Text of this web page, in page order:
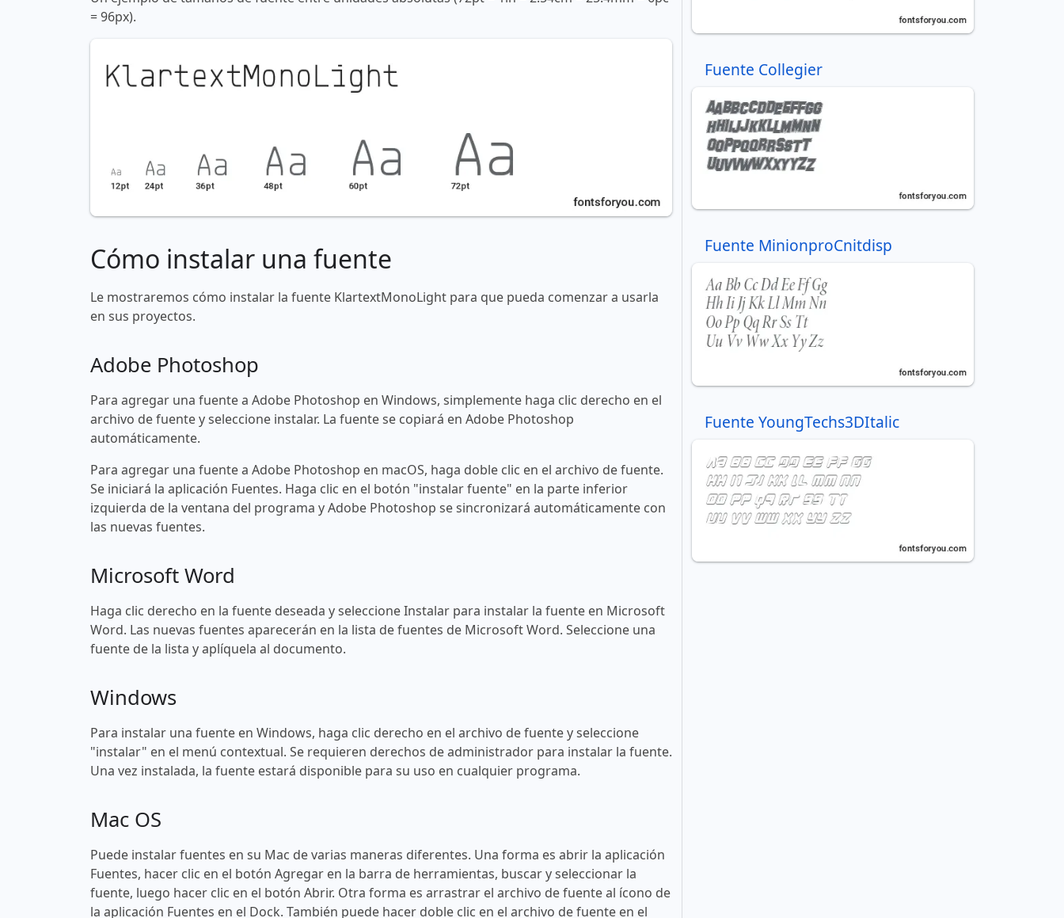
= 96px).
Cómo instalar una fuente
Le mostraremos cómo instalar la fuente KlartextMonoLight para que pueda comenzar a usarla
en sus proyectos.
Adobe Photoshop
Para agregar una fuente a Adobe Photoshop en Windows, simplemente haga clic derecho en el
archivo de fuente y seleccione instalar. La fuente se copiará en Adobe Photoshop
automáticamente.
Para agregar una fuente a Adobe Photoshop en macOS, haga doble clic en el archivo de fuente.
Se iniciará la aplicación Fuentes. Haga clic en el botón "instalar fuente" en la parte inferior
izquierda de la ventana del programa y Adobe Photoshop se sincronizará automáticamente con
las nuevas fuentes.
Microsoft Word
Haga clic derecho en la fuente deseada y seleccione Instalar para instalar la fuente en Microsoft
Word. Las nuevas fuentes aparecerán en la lista de fuentes de Microsoft Word. Seleccione una
fuente de la lista y aplíquela al documento.
Windows
Para instalar una fuente en Windows, haga clic derecho en el archivo de fuente y seleccione
"instalar" en el menú contextual. Se requieren derechos de administrador para instalar la fuente.
Una vez instalada, la fuente estará disponible para su uso en cualquier programa.
Mac OS
Puede instalar fuentes en su Mac de varias maneras diferentes. Una forma es abrir la aplicación
Fuentes, hacer clic en el botón Agregar en la barra de herramientas, buscar y seleccionar la
fuente, luego hacer clic en el botón Abrir. Otra forma es arrastrar el archivo de fuente al ícono de
la aplicación Fuentes en el Dock. También puede hacer doble clic en el archivo de fuente en el
Fuente Collegier
Fuente MinionproCnitdisp
Fuente YoungTechs3DItalic